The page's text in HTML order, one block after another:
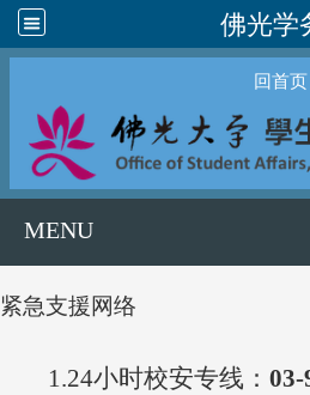
佛光学
回首页
MENU
紧急支援网络
1.24小时校安专线： 03-